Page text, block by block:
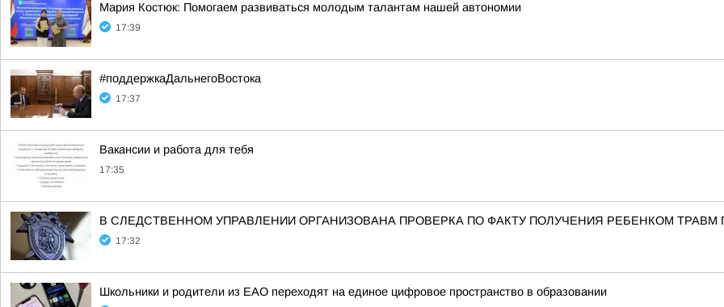
Мария Костюк: Помогаем развиваться молодым талантам нашей автономии
17:39
#поддержкаДальнегоВостока
17:37
Вакансии и работа для тебя
17:35
В СЛЕДСТВЕННОМ УПРАВЛЕНИИ ОРГАНИЗОВАНА ПРОВЕРКА ПО ФАКТУ ПОЛУЧЕНИЯ РЕБЕНКОМ ТРАВМ
17:32
Школьники и родители из ЕАО переходят на единое цифровое пространство в образовании